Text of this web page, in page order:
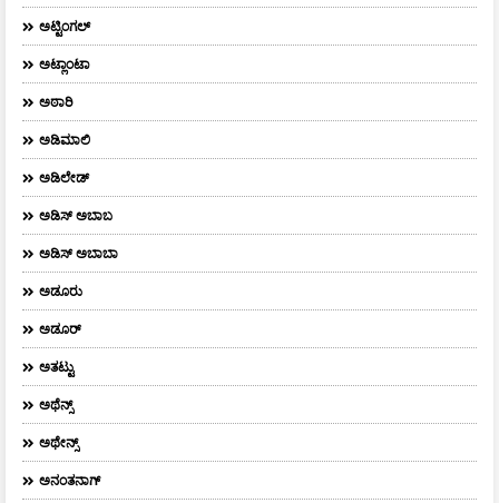
ಅಟ್ಟಿಂಗಲ್
ಅಟ್ಲಾಂಟಾ
ಅಠಾರಿ
ಅಡಿಮಾಲಿ
ಅಡಿಲೇಡ್
ಅಡಿಸ್ ಅಬಾಬ
ಅಡಿಸ್ ಅಬಾಬಾ
ಅಡೂರು
ಅಡೂರ್
ಅತಟ್ಟು
ಅಥೆನ್ಸ್
ಅಥೇನ್ಸ್‌
ಅನಂತನಾಗ್